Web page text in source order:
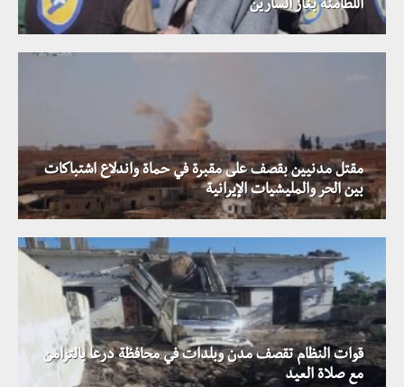
اللطامنة بغاز السارين
مقتل مدنيين بقصف على مقبرة في حماة واندلاع اشتباكات
بين الحر والمليشيات الإيرانية
قوات النظام تقصف مدن وبلدات في محافظة درعا بالتزامن
مع صلاة العيد